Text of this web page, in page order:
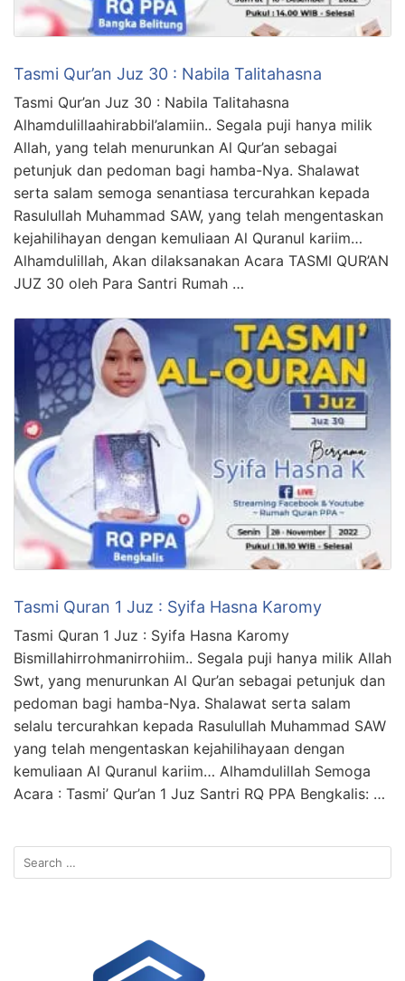
Tasmi Qur’an Juz 30 : Nabila Talitahasna
Tasmi Qur’an Juz 30 : Nabila Talitahasna
Alhamdulillaahirabbil’alamiin.. Segala puji hanya milik
Allah, yang telah menurunkan Al Qur’an sebagai
petunjuk dan pedoman bagi hamba-Nya. Shalawat
serta salam semoga senantiasa tercurahkan kepada
Rasulullah Muhammad SAW, yang telah mengentaskan
kejahilihayan dengan kemuliaan Al Quranul kariim…
Alhamdulillah, Akan dilaksanakan Acara TASMI QUR’AN
JUZ 30 oleh Para Santri Rumah …
Tasmi Quran 1 Juz : Syifa Hasna Karomy
Tasmi Quran 1 Juz : Syifa Hasna Karomy
Bismillahirrohmanirrohiim.. Segala puji hanya milik Allah
Swt, yang menurunkan Al Qur’an sebagai petunjuk dan
pedoman bagi hamba-Nya. Shalawat serta salam
selalu tercurahkan kepada Rasulullah Muhammad SAW
yang telah mengentaskan kejahilihayaan dengan
kemuliaan Al Quranul kariim… Alhamdulillah Semoga
Acara : Tasmi’ Qur’an 1 Juz Santri RQ PPA Bengkalis: …
Search
for: